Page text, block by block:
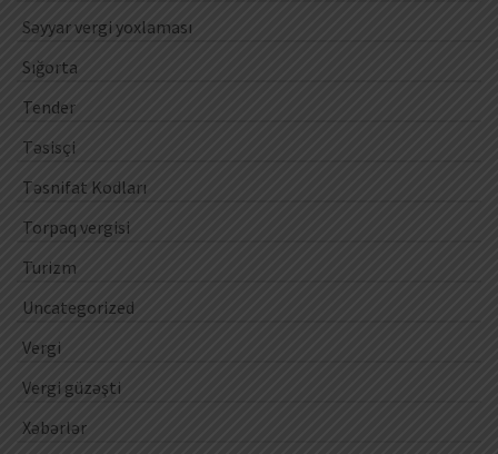
Səyyar vergi yoxlaması
Sığorta
Tender
Təsisçi
Təsnifat Kodları
Torpaq vergisi
Turizm
Uncategorized
Vergi
Vergi güzəşti
Xəbərlər